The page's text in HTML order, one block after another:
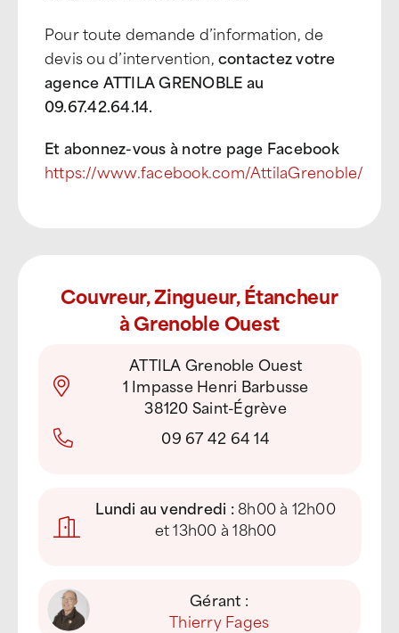
Pour toute demande d’information, de
devis ou d’intervention,contactez votre
agence ATTILA GRENOBLE au
09.67.42.64.14.
Et abonnez-vous à notre page Facebook
https://www.facebook.com/AttilaGrenoble/
Couvreur, Zingueur, Étancheur
à Grenoble Ouest
ATTILA Grenoble Ouest
1 Impasse Henri Barbusse
38120 Saint-Égrève
09 67 42 64 14
Lundi au vendredi :8h00 à 12h00
et 13h00 à 18h00
Gérant :
Thierry Fages